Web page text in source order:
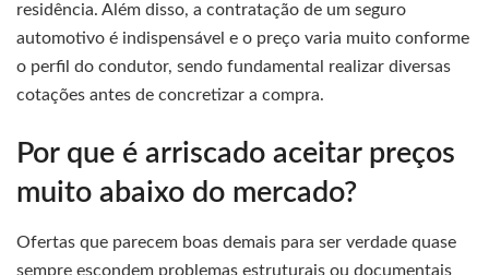
residência. Além disso, a contratação de um seguro
automotivo é indispensável e o preço varia muito conforme
o perfil do condutor, sendo fundamental realizar diversas
cotações antes de concretizar a compra.
Por que é arriscado aceitar preços
muito abaixo do mercado?
Ofertas que parecem boas demais para ser verdade quase
sempre escondem problemas estruturais ou documentais